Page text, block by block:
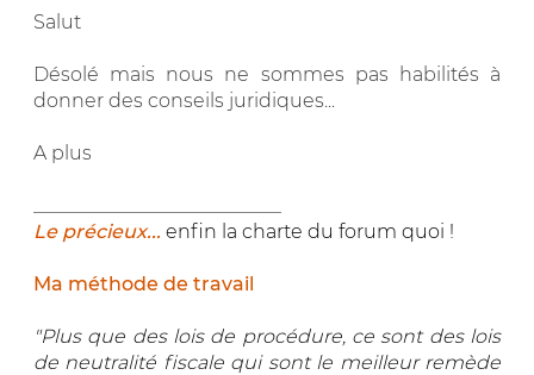
Salut
Désolé mais nous ne sommes pas habilités à
donner des conseils juridiques...
A plus
Le précieux... enfin la charte du forum quoi !
Ma méthode de travail
"Plus que des lois de procédure, ce sont des lois
de neutralité fiscale qui sont le meilleur remède